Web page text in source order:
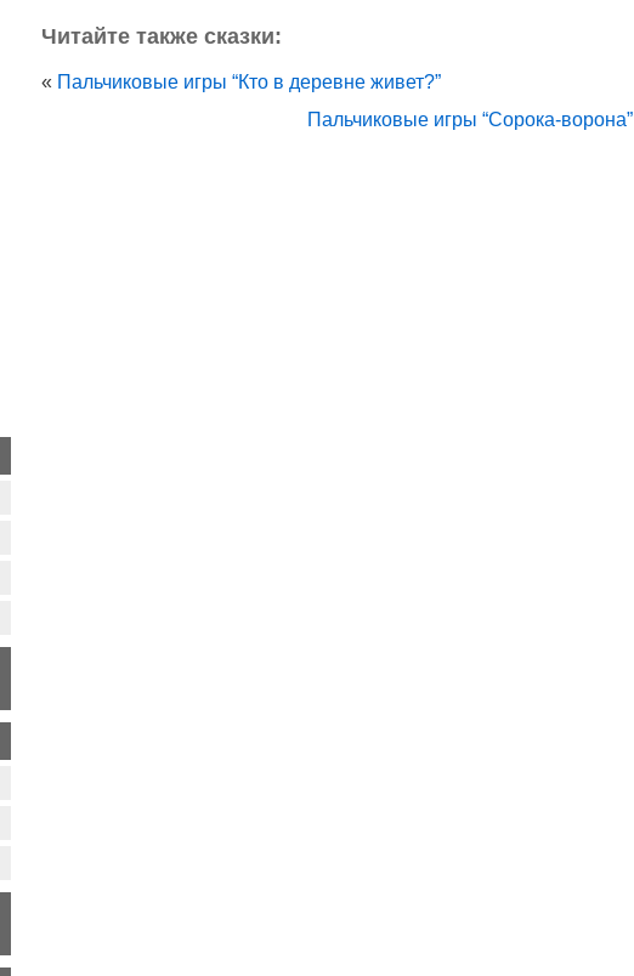
Читайте также сказки:
« Пальчиковые игры “Кто в деревне живет?”
Пальчиковые игры “Сорока-ворона”